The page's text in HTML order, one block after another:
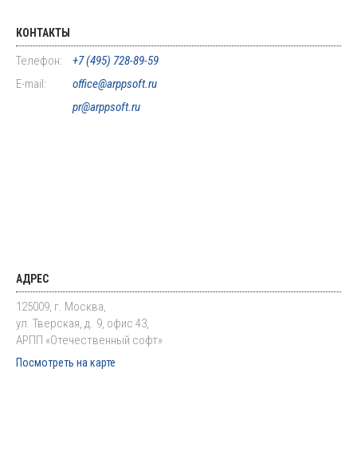
КОНТАКТЫ
Телефон:
+7 (495) 728-89-59
E-mail:
office@arppsoft.ru
pr@arppsoft.ru
АДРЕС
125009, г. Москва,
ул. Тверская, д. 9, офис 43,
АРПП «Отечественный софт»
Посмотреть на карте